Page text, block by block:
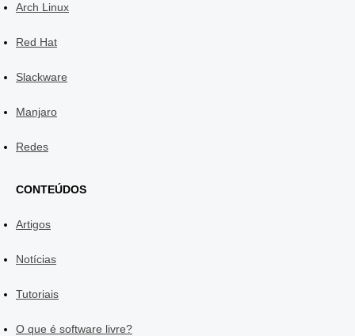
Arch Linux
Red Hat
Slackware
Manjaro
Redes
CONTEÚDOS
Artigos
Notícias
Tutoriais
O que é software livre?